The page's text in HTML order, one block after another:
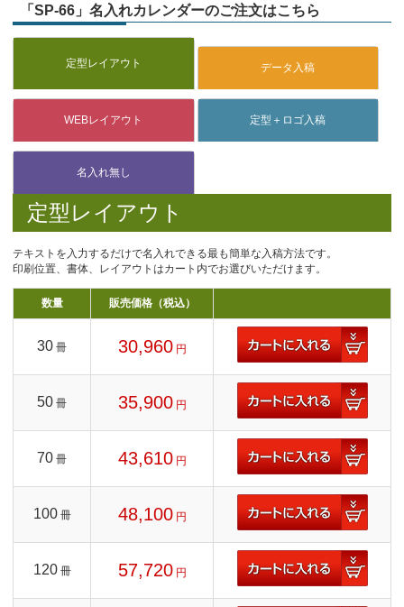
「SP-66」名入れカレンダーのご注文はこちら
定型レイアウト
テキストを入力するだけで名入れできる最も簡単な入稿方法です。
印刷位置、書体、レイアウトはカート内でお選びいただけます。
数量 販売価格（税込）
30 冊 30,960 円
50 冊 35,900 円
70 冊 43,610 円
100 冊 48,100 円
120 冊 57,720 円